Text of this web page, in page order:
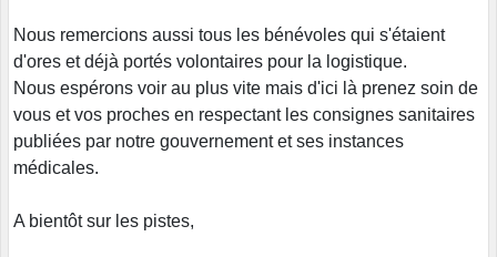
Nous remercions aussi tous les bénévoles qui s'étaient
d'ores et déjà portés volontaires pour la logistique.
Nous espérons voir au plus vite mais d'ici là prenez soin de
vous et vos proches en respectant les consignes sanitaires
publiées par notre gouvernement et ses instances
médicales.
A bientôt sur les pistes,